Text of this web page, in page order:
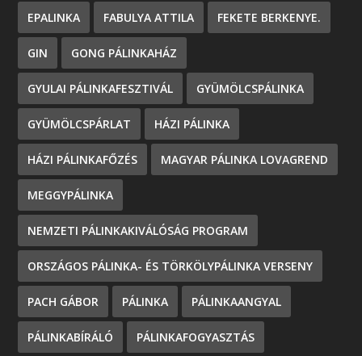
EPALINKA FABULYA ATTILA FEKETE BERKENYE.
GIN GONG PÁLINKAHÁZ
GYULAI PÁLINKAFESZTIVÁL GYÜMÖLCSPÁLINKA
GYÜMÖLCSPÁRLAT HÁZI PÁLINKA
HÁZI PÁLINKAFŐZÉS MAGYAR PÁLINKA LOVAGREND
MEGGYPÁLINKA
NEMZETI PÁLINKAKIVÁLÓSÁG PROGRAM
ORSZÁGOS PÁLINKA- ÉS TÖRKÖLYPÁLINKA VERSENY
PACH GÁBOR PÁLINKA PÁLINKAANGYAL
PÁLINKABÍRÁLÓ PÁLINKAFOGYASZTÁS